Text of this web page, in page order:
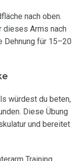
nach oben.
dieses Arms nach
Dehnung für 15–20
würdest du beten,
Diese Übung
und bereitet
Training